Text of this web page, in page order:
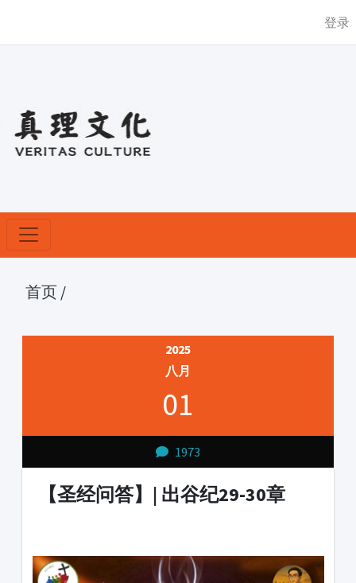
登录
首页 /
2025
八月
01
1973
【圣经问答】| 出谷纪29-30章